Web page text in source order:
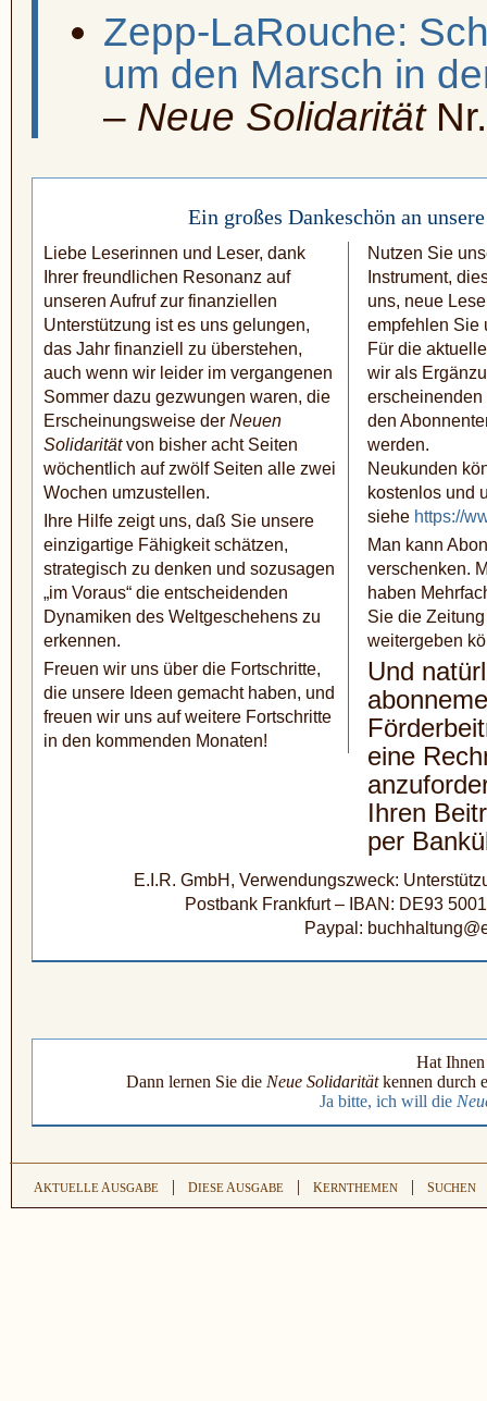
Zepp-LaRouche:
um den Marsch in
– Neue Solidarität
Ein großes Dankeschön an
Liebe Leserinnen und Leser, dank
Ihrer freundlichen Resonanz auf
unseren Aufruf zur finanziellen
Unterstützung ist es uns gelungen,
das Jahr finanziell zu über­stehen,
auch wenn wir leider im vergange­nen
Sommer dazu gezwungen waren, die
Erscheinungsweise der Neuen
Solidaritätvon bisher acht Seiten
wöchentlich auf zwölf Seiten alle zwei
Wochen umzu­stellen.
Ihre Hilfe zeigt uns, daß Sie unsere
ein­zig­artige Fähigkeit schätzen,
strategisch zu denken und sozusagen
„im Voraus“ die entscheidenden
Dynamiken des Welt­geschehens zu
erkennen.
Freuen wir uns über die Fortschritte,
die unsere Ideen gemacht haben, und
freuen wir uns auf weitere Fortschritte
in den kommenden Monaten!
Nutzen Sie
Instrument,
uns, neue
empfehlen Sie
Für die
wir als
erscheinen­den
den
werden.
Neukunden
kostenlos und
siehe https://
Man kann
verschenken.
haben
Sie die
weitergeben
Und
eine
Ihren
per
E.I.R. GmbH, Verwendungszweck:
Postbank Frankfurt – IBAN: DE93
Paypal:
Hat
Dann lernen Sie die Neue Solidaritätkennen durch
Ja bitte, ich will die
AKTUELLEAUSGABE | DIESEAUSGABE | KERNTHEMEN | SUCHEN